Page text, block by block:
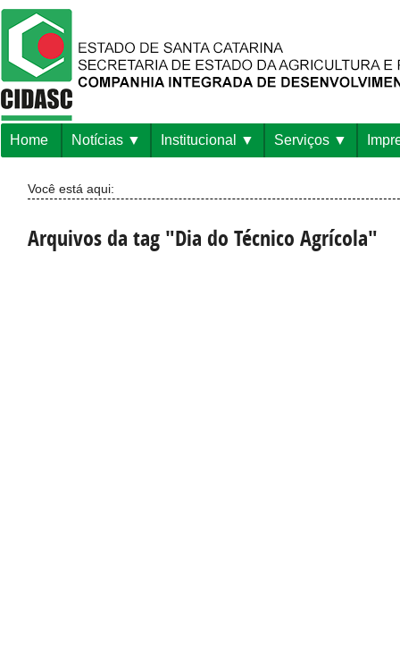
Home Notícias Institucional Serviços
Você está aqui:
Arquivos da tag "Dia do Técnico Agrícola"